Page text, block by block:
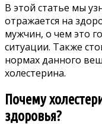
В этой статье мы
отражается на
мужчин, о чем это
ситуации. Также
нормах данного
холестерина.
Почему
здоровья?